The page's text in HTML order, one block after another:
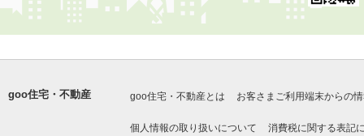
goo住宅・不動産 goo住宅・不動産とは お客さまご利用端末からの
個人情報の取り扱いについて 消費税に関する表記